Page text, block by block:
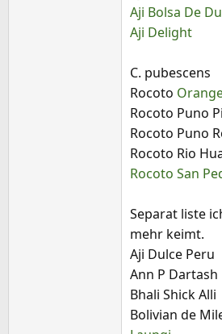
Aji Bolsa De
Aji Delight
C. pubescens
Rocoto
Rocoto Puno
Rocoto Puno
Rocoto Rio
Rocoto San
Separat liste
mehr keimt.
Aji Dulce Peru
Ann P Dartash
Bhali Shick Alli
Bolivian de